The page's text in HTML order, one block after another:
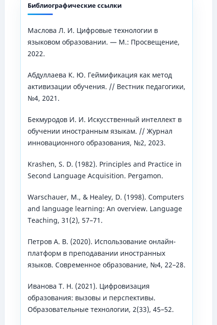
Библиографические ссылки
Маслова Л. И. Цифровые технологии в
языковом образовании. — М.: Просвещение,
2022.
Абдуллаева К. Ю. Геймификация как метод
активизации обучения. // Вестник педагогики,
№4, 2021.
Бекмуродов И. И. Искусственный интеллект в
обучении иностранным языкам. // Журнал
инновационного образования, №2, 2023.
Krashen, S. D. (1982). Principles and Practice in
Second Language Acquisition. Pergamon.
Warschauer, M., & Healey, D. (1998). Computers
and language learning: An overview. Language
Teaching, 31(2), 57–71.
Петров А. В. (2020). Использование онлайн-
платформ в преподавании иностранных
языков. Современное образование, №4, 22–28.
Иванова Т. Н. (2021). Цифровизация
образования: вызовы и перспективы.
Образовательные технологии, 2(33), 45–52.